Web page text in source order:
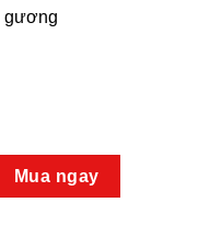
gương
Mua ngay